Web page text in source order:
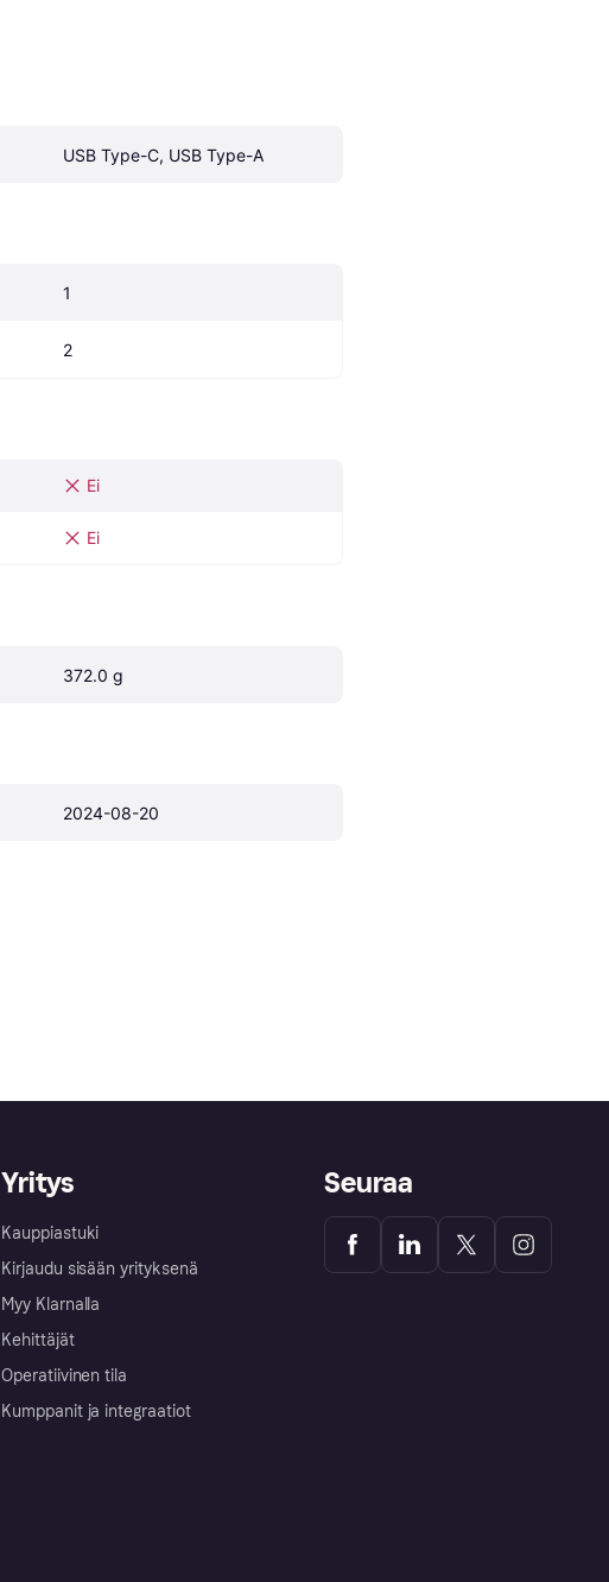
USB Type-C, USB Type-A
1
2
Ei
Ei
372.0 g
2024-08-20
Yritys
Kauppiastuki
Kirjaudu sisään yrityksenä
Myy Klarnalla
Kehittäjät
Operatiivinen tila
Kumppanit ja integraatiot
Seuraa